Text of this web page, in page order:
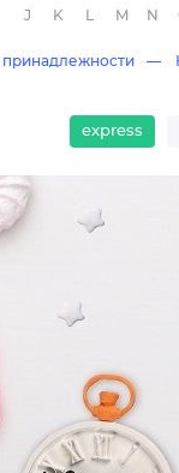
J K M N
принадлежности
express